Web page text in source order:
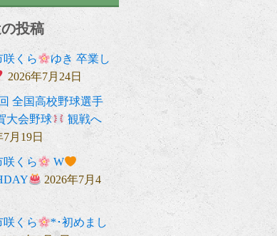
投稿
咲くら
ゆき 卒業し
2026年7月24日
全国高校野球選手
大会野球
観戦へ
7月19日
咲くら
W
2026年7月4
咲くら
*･初めまし